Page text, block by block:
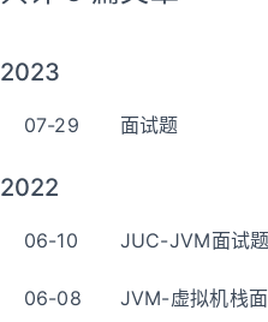
2023
07-29 面试题
2022
06-10 JUC-JVM面试题
06-08 JVM-虚拟机栈